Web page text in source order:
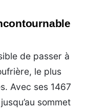
de passer à
le plus
Avec ses 1467
sommet